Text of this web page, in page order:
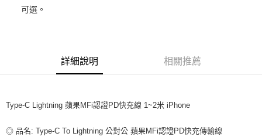
付款後全家取貨
每筆NT$80，滿NT$599(含以上)免運費
每筆NT$80，滿NT$599(含以上)免運費
可選。
詳細說明 相關推薦
Type-C Lightning 蘋果MFi認證PD快充線 1~2米 iPhone
◎ 品名: Type-C To Lightning 公對公 蘋果MFi認證PD快充傳輸線